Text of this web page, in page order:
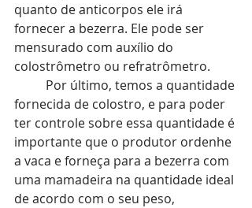
quanto de anticorpos ele irá
fornecer a bezerra. Ele pode ser
mensurado com auxílio do
colostrômetro ou refratrômetro.
Por último, temos a quantidade
fornecida de colostro, e para poder
ter controle sobre essa quantidade é
importante que o produtor ordenhe
a vaca e forneça para a bezerra com
uma mamadeira na quantidade ideal
de acordo com o seu peso,